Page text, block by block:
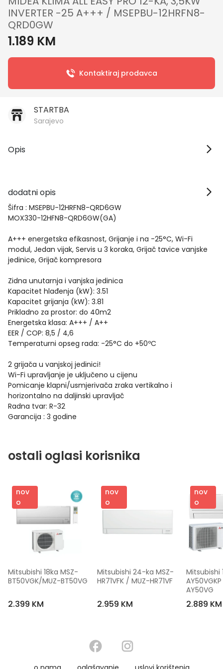
INVERTER -25 A+++ / MSEPBU-12HRFN8-
QRD0GW
1.189 KM
Kontaktiraj prodavca
STARTBA
Sarajevo
Opis
dodatni opis
Šifra : MSEPBU-12HRFN8-QRD6GW
MOX330-12HFN8-QRD6GW(GA)
A+++ energetska efikasnost, Grijanje i na -25°C, Wi-Fi
modul, Jedan vijak, Servis u 3 koraka, Grijač tavice vanjske
jedinice, Grijač kompresora
Zidna unutarnja i vanjska jedinica
Kapacitet hlađenja (kW): 3.51
Kapacitet grijanja (kW): 3.81
Prikladno za prostor: do 40m2
Energetska klasa: A+++ / A++
EER / COP: 8,5 / 4,6
Temperaturni opseg rada: -25°C do +50ºC
2 grijača u vanjskoj jedinici!
Wi-Fi upravljanje je uključeno u cijenu
Pomicanje klapni/usmjerivača zraka vertikalno i
horizontalno na daljinski upravljač
Radna tvar: R-32
Garancija : 3 godine
ostali oglasi korisnika
nov
o
Mitsubishi 18ka MSZ-
BT50VGK/MUZ-BT50VG
2.399 KM
nov
o
Mitsubishi 24-ka MSZ-
HR71VFK / MUZ-HR71VF
2.959 KM
nov
o
Mitsubishi
AY50VG
2.889 KM